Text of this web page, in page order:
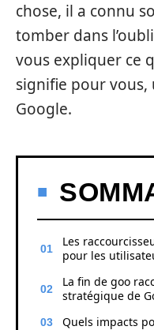
chose, il a connu
tomber dans
vous expliquer ce
signifie pour vous,
Google.
Les
pour les
La fin de goo
stratégique de
Quels impacts